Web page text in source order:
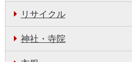
リサイクル
神社・寺院